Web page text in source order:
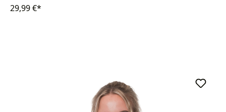
29,99 €*